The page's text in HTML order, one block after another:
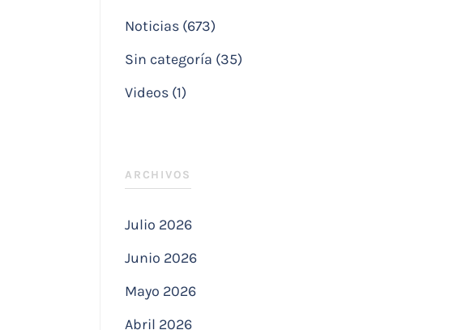
Noticias (673)
Sin categoría (35)
Videos (1)
ARCHIVOS
Julio 2026
Junio 2026
Mayo 2026
Abril 2026